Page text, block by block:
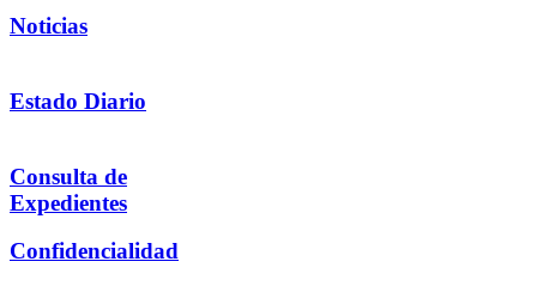
Noticias
Estado Diario
Consulta de
Expedientes
Confidencialidad